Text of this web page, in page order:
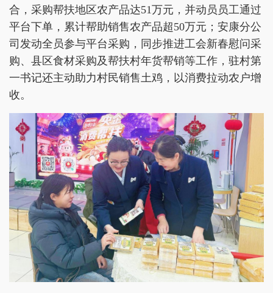
合，采购帮扶地区农产品达51万元，并动员员工通过
平台下单，累计帮助销售农产品超50万元；安康分公
司发动全员参与平台采购，同步推进工会新春慰问采
购、县区食材采购及帮扶村年货帮销等工作，驻村第
一书记还主动助力村民销售土鸡，以消费拉动农户增
收。